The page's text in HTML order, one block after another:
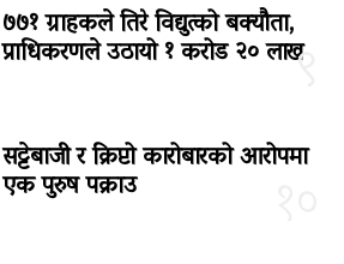
९
७७१ ग्राहकले तिरे विद्युत्को बक्यौता,
प्राधिकरणले उठायो १ करोड २० लाख
सट्टेबाजी र क्रिप्टो कारोबारको आरोपमा
एक पुरुष पक्राउ